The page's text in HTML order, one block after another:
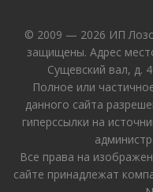
© 2009 — 2026 ИП
защищены. Адрес
Сущевский вал, д.
Полное или
данного сайта
гиперссылки на
Все права на
сайте принадлежат